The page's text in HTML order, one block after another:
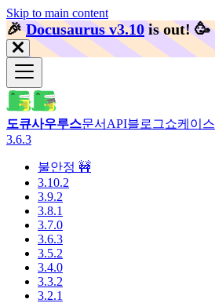
Skip to main content
🎉️Docusaurus v3.10 is out! 🥳️
도큐사우루스문서 API블로그쇼케이스
3.6.3
불안정 🚧
3.10.2
3.9.2
3.8.1
3.7.0
3.6.3
3.5.2
3.4.0
3.3.2
3.2.1